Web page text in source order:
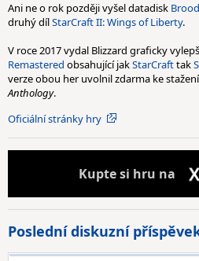
Ani ne o rok později vyšel datadisk
druhý dílStarCraft II: Wings of Liberty.
V roce 2017 vydal Blizzard graficky
Remastered obsahující jakStarCrafttak
verze obou her uvolnil zdarma ke
Anthology.
Oficiální stránky hry
Kuptesi hru na
Poslední diskuzní